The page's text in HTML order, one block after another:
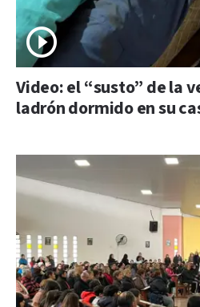
Video: el “susto” de la
ladrón dormido en su